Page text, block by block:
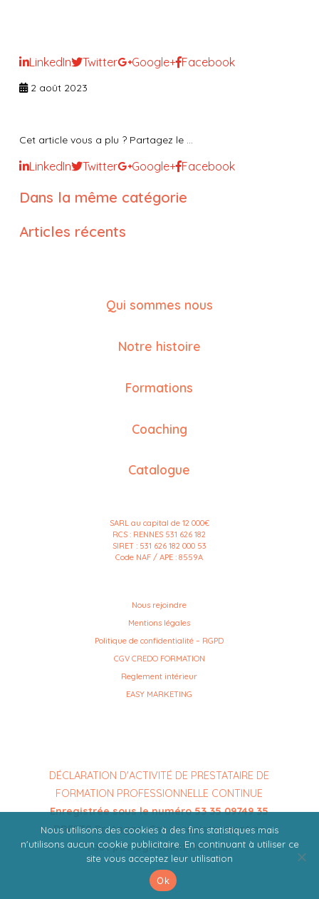
LinkedIn Twitter Google+ Facebook
2 août 2023
Cet article vous a plu ? Partagez le ...
LinkedIn Twitter Google+ Facebook
Dans la même catégorie
Articles récents
Qui sommes nous
Notre histoire
Formations
Coaching
Catalogue
SARL au capital de 12 000€
RCS : RENNES 531 626 182
SIRET : 531 626 182 000 53
Code NAF / APE : 8559A
Nous rejoindre
Mentions légales
Politique de confidentialité – RGPD
CGV CREDO FORMATION
Reglement intérieur
EASY MARKETING
DÉCLARATION D'ACTIVITÉ DE PRESTATAIRE DE
FORMATION PROFESSIONNELLE CONTINUE
Enregistrée sous le numéro 53 35 09749 35
DREETS Bretagne. Cet enregistrement ne
vaut pas agrément de l'Etat
Nous utilisons des cookies à des fins statistiques mais
n'utilisons aucun cookie publicitaire. En continuant à utiliser ce
site vous acceptez leur utilisation
Ok